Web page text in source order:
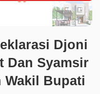
Djoni
Dan Syamsir
Wakil Bupati